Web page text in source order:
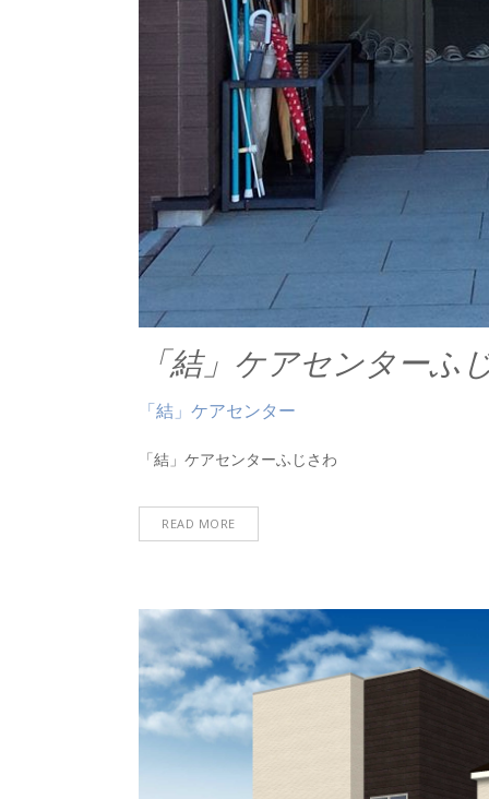
「結」ケアセンターふ
「結」ケアセンター
「結」ケアセンターふじさわ
READ MORE